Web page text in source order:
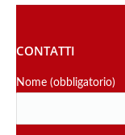
CONTATTI
Nome (obbligatorio)